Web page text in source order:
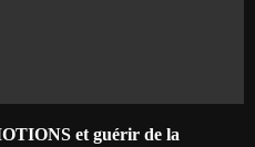
et guérir de la